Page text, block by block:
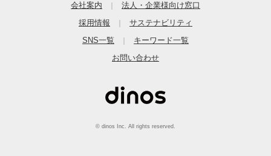
会社案内
法人・企業様向け窓口
採用情報
サステナビリティ
SNS一覧
キーワード一覧
お問い合わせ
© dinos Inc. All rights reserved.